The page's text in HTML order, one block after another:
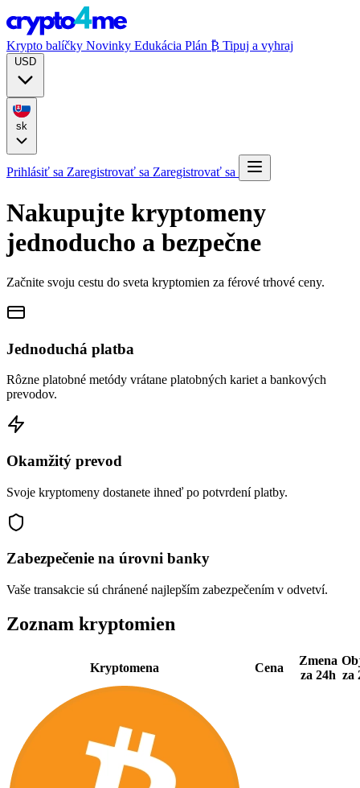
Krypto balíčky Novinky Edukácia Plán ₿ Tipuj a vyhraj
Prihlásiť sa Zaregistrovať sa Zaregistrovať sa
Nakupujte kryptomeny
jednoducho a bezpečne
Začnite svoju cestu do sveta kryptomien za férové trhové ceny.
Jednoduchá platba
Rôzne platobné metódy vrátane platobných kariet a bankových
prevodov.
Okamžitý prevod
Svoje kryptomeny dostanete ihneď po potvrdení platby.
Zabezpečenie na úrovni banky
Vaše transakcie sú chránené najlepším zabezpečením v odvetví.
Zoznam kryptomien
Kryptomena Cena
Zmena
za 24h za